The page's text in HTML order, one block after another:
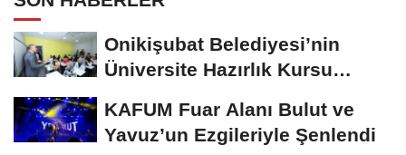
Onikişubat Belediyesi’nin
Üniversite Hazırlık Kursu
KAFUM Fuar Alanı Bulut ve
Yavuz’un Ezgileriyle Şenlendi